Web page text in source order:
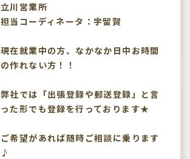
立川営業所
担当コーディネータ：宇留賀
現在就業中の方、なかなか日中お時間
の作れない方！！
弊社では「出張登録や郵送登録」と言
った形でも登録を行っております★
ご希望があれば随時ご相談に乗ります
♪